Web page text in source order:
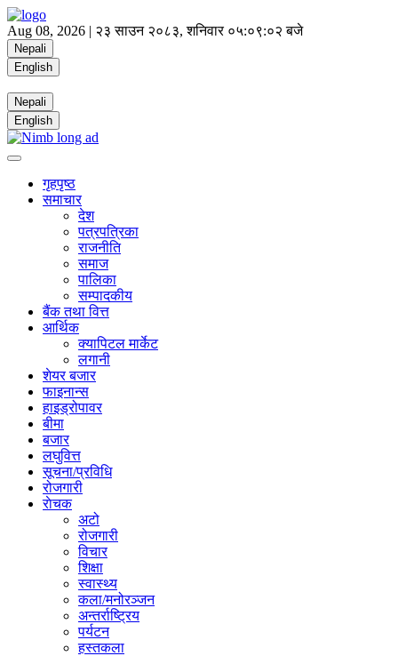
Aug 08, 2026 | २३ साउन २०८३, शनिवार ०५:०९:०२ बजे
Nepali
English
Nepali
English
गृहपृष्ठ
समाचार
देश
पत्रपत्रिका
राजनीति
समाज
पालिका
सम्पादकीय
बैंक तथा वित्त
आर्थिक
क्यापिटल मार्केट
लगानी
शेयर बजार
फाइनान्स
हाइड्रोपावर
बीमा
बजार
लघुवित्त
सूचना/प्रविधि
रोजगारी
राेचक
अटो
रोजगारी
विचार
शिक्षा
स्वास्थ्य
कला/मनोरञ्जन
अन्तर्राष्ट्रिय
पर्यटन
हस्तकला